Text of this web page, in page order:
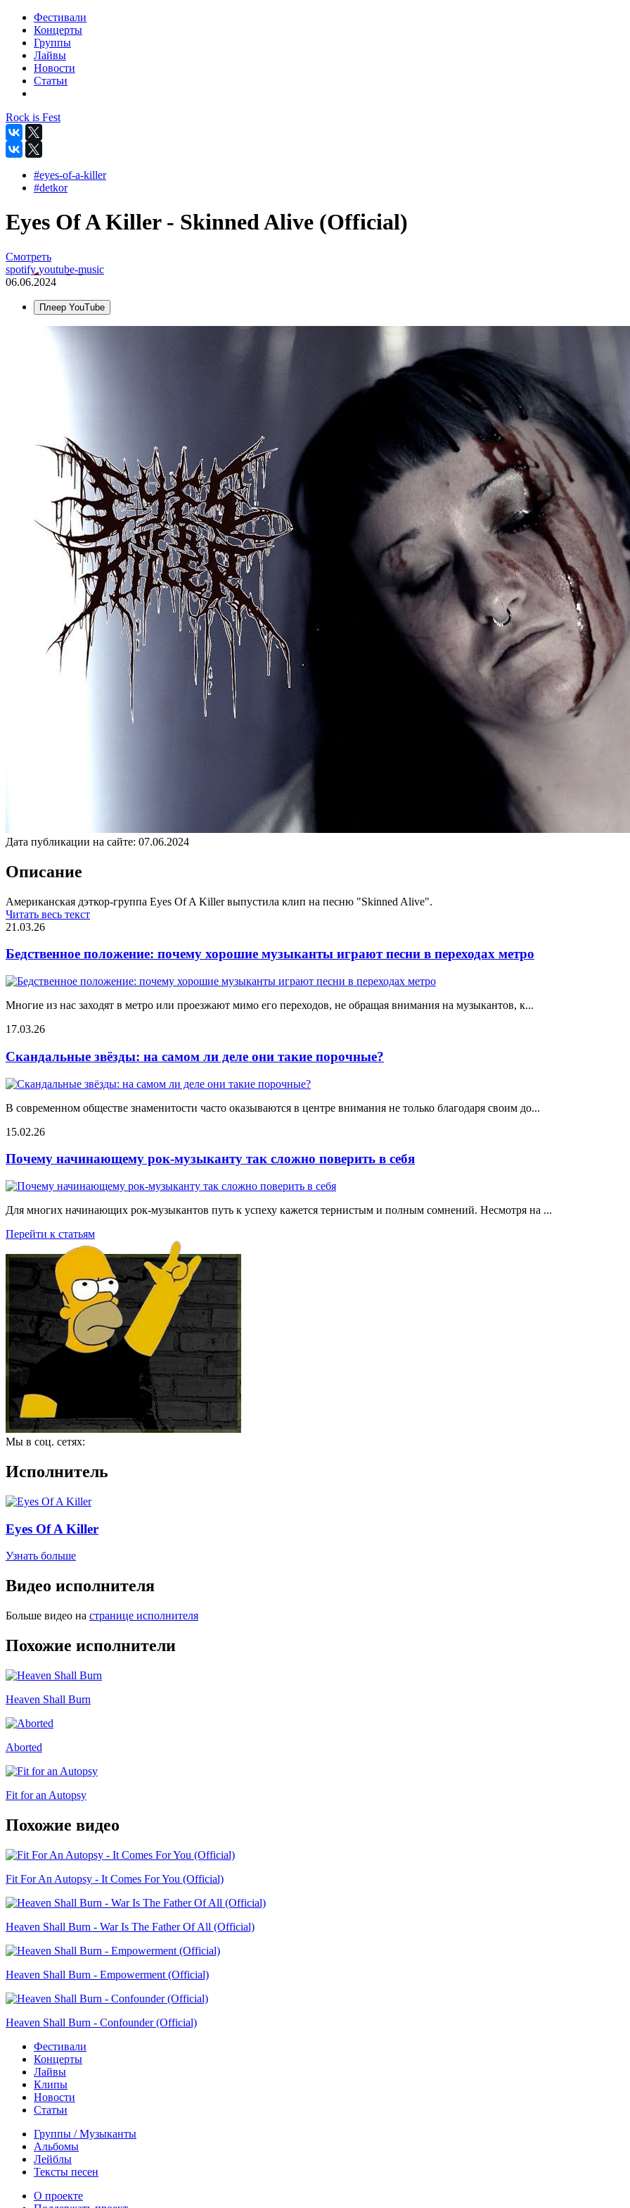
Фестивали
Концерты
Группы
Лайвы
Новости
Статьи
Rock is Fest
#eyes-of-a-killer
#detkor
Eyes Of A Killer - Skinned Alive (Official)
Смотреть
spotifyyoutube-music
06.06.2024
Плеер YouTube
Дата публикации на сайте: 07.06.2024
Описание
Американская дэткор-группа Eyes Of A Killer выпустила клип на песню "Skinned Alive".
Читать весь текст
21.03.26
Бедственное положение: почему хорошие музыканты играют песни в переходах метро
Многие из нас заходят в метро или проезжают мимо его переходов, не обращая внимания на музыкантов, к...
17.03.26
Скандальные звёзды: на самом ли деле они такие порочные?
В современном обществе знаменитости часто оказываются в центре внимания не только благодаря своим до...
15.02.26
Почему начинающему рок-музыканту так сложно поверить в себя
Для многих начинающих рок-музыкантов путь к успеху кажется тернистым и полным сомнений. Несмотря на ...
Перейти к статьям
Мы в соц. сетях:
Исполнитель
Eyes Of A Killer
Узнать больше
Видео исполнителя
Больше видео на странице исполнителя
Похожие исполнители
Heaven Shall Burn
Aborted
Fit for an Autopsy
Похожие видео
Fit For An Autopsy - It Comes For You (Official)
Heaven Shall Burn - War Is The Father Of All (Official)
Heaven Shall Burn - Empowerment (Official)
Heaven Shall Burn - Confounder (Official)
Фестивали
Концерты
Лайвы
Клипы
Новости
Статьи
Группы / Музыканты
Альбомы
Лейблы
Тексты песен
О проекте